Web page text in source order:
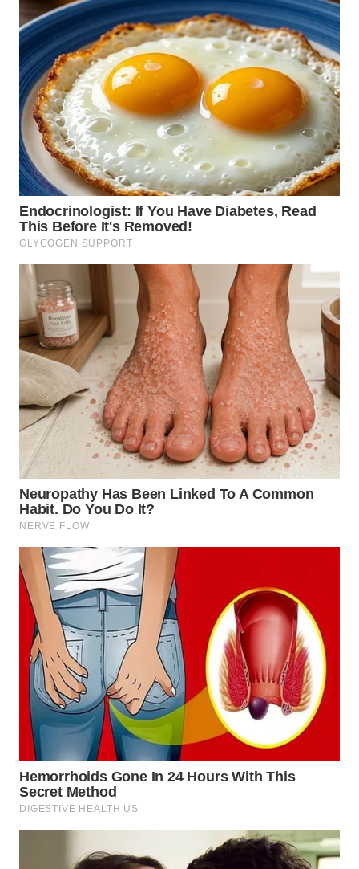
WN
NATUNA
WN
BINTAN
WN
MANDALIKA
WN
LIKUPANG
WN
LABUANBAJO
WN
BORNEO
Wahana
Media
Group
WAHANA
NEWS
WAHANA
WAHANA
ADVOKAT
WAHANA
INFRASTRUKTUR
WAHANA
KONSUMEN
WAHANA
LISTRIK